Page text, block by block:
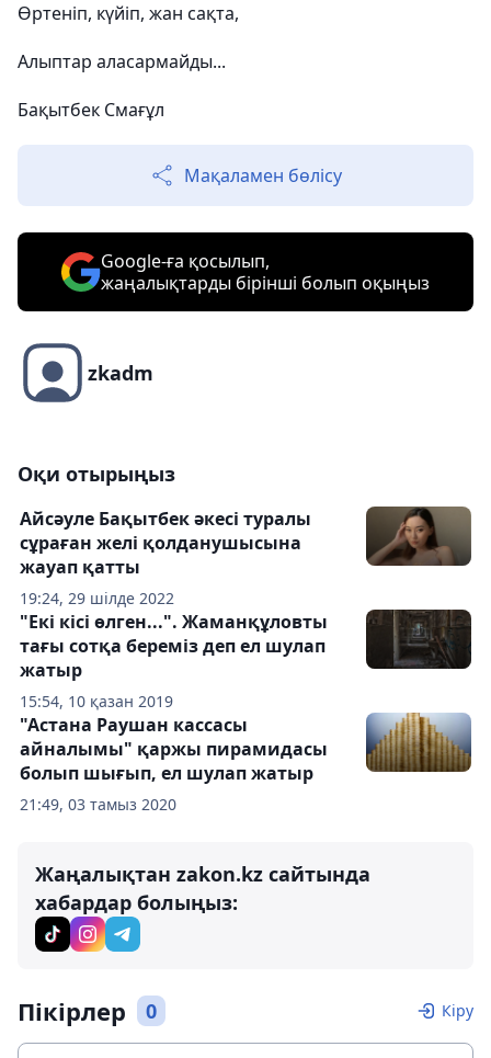
Өртеніп, күйіп, жан сақта,
Алыптар аласармайды...
Бақытбек Смағұл
Мақаламен бөлісу
Google-ға қосылып,
жаңалықтарды бірінші болып оқыңыз
zkadm
Оқи отырыңыз
19:24, 29 шілде 2022
Айсәуле Бақытбек әкесі туралы
сұраған желі қолданушысына
жауап қатты
15:54, 10 қазан 2019
"Екі кісі өлген...". Жаманқұловты
тағы сотқа береміз деп ел шулап
жатыр
21:49, 03 тамыз 2020
"Астана Раушан кассасы
айналымы" қаржы пирамидасы
болып шығып, ел шулап жатыр
Жаңалықтан zakon.kz сайтында
хабардар болыңыз:
Пікірлер 0 Кіру